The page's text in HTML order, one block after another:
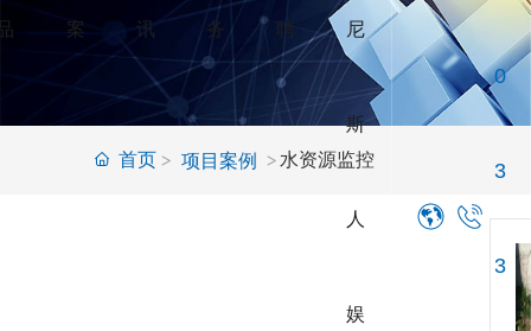
案 讯 务 聘 尼
斯
人
娱
0
3
3
首页 项目案例 水资源监控